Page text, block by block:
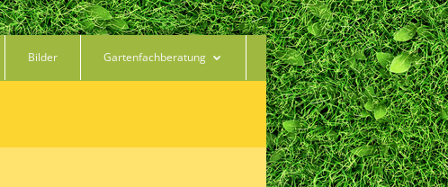
Bilder Gartenfachberatung